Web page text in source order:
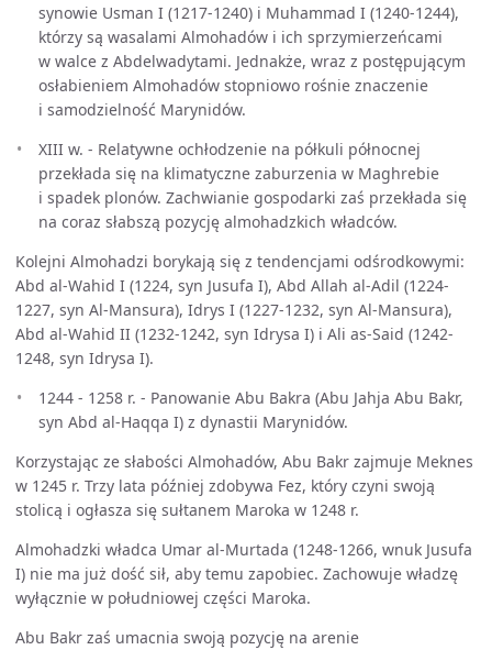
synowie Usman I (1217-1240) i Muhammad I (1240-1244),
którzy są wasalami Almohadów i ich sprzymierzeńcami
w walce z Abdelwadytami. Jednakże, wraz z postępującym
osłabieniem Almohadów stopniowo rośnie znaczenie
i samodzielność Marynidów.
XIII w. - Relatywne ochłodzenie na półkuli północnej
przekłada się na klimatyczne zaburzenia w Maghrebie
i spadek plonów. Zachwianie gospodarki zaś przekłada się
na coraz słabszą pozycję almohadzkich władców.
Kolejni Almohadzi borykają się z tendencjami odśrodkowymi:
Abd al-Wahid I (1224, syn Jusufa I), Abd Allah al-Adil (1224-
1227, syn Al-Mansura), Idrys I (1227-1232, syn Al-Mansura),
Abd al-Wahid II (1232-1242, syn Idrysa I) i Ali as-Said (1242-
1248, syn Idrysa I).
1244 - 1258 r. - Panowanie Abu Bakra (Abu Jahja Abu Bakr,
syn Abd al-Haqqa I) z dynastii Marynidów.
Korzystając ze słabości Almohadów, Abu Bakr zajmuje Meknes
w 1245 r. Trzy lata później zdobywa Fez, który czyni swoją
stolicą i ogłasza się sułtanem Maroka w 1248 r.
Almohadzki władca Umar al-Murtada (1248-1266, wnuk Jusufa
I) nie ma już dość sił, aby temu zapobiec. Zachowuje władzę
wyłącznie w południowej części Maroka.
Abu Bakr zaś umacnia swoją pozycję na arenie